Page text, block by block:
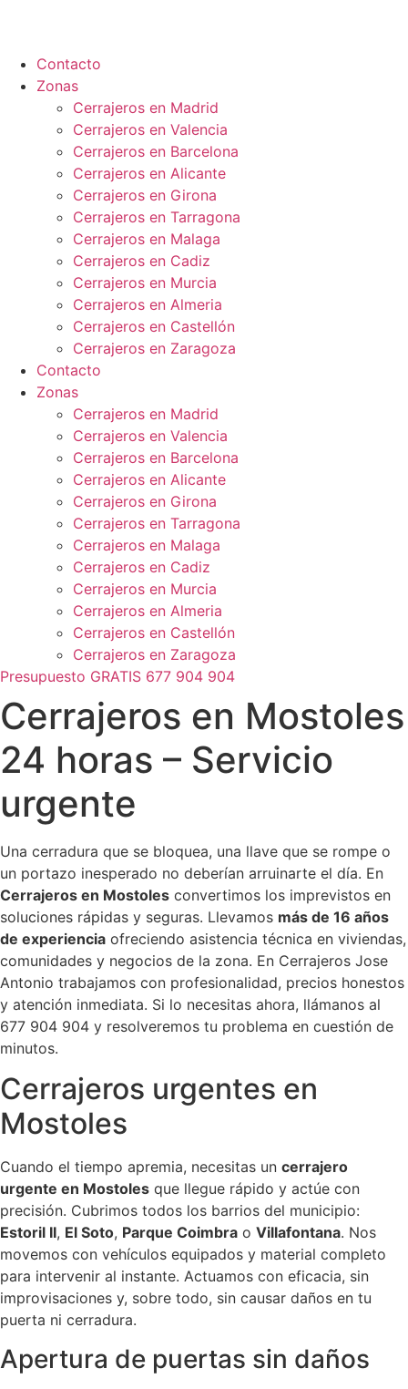
contenido
Contacto
Zonas
Cerrajeros en Madrid
Cerrajeros en Valencia
Cerrajeros en Barcelona
Cerrajeros en Alicante
Cerrajeros en Girona
Cerrajeros en Tarragona
Cerrajeros en Malaga
Cerrajeros en Cadiz
Cerrajeros en Murcia
Cerrajeros en Almeria
Cerrajeros en Castellón
Cerrajeros en Zaragoza
Contacto
Zonas
Cerrajeros en Madrid
Cerrajeros en Valencia
Cerrajeros en Barcelona
Cerrajeros en Alicante
Cerrajeros en Girona
Cerrajeros en Tarragona
Cerrajeros en Malaga
Cerrajeros en Cadiz
Cerrajeros en Murcia
Cerrajeros en Almeria
Cerrajeros en Castellón
Cerrajeros en Zaragoza
Presupuesto GRATIS 677 904 904
Cerrajeros en Mostoles
24 horas – Servicio
urgente
Una cerradura que se bloquea, una llave que se rompe o
un portazo inesperado no deberían arruinarte el día. En
Cerrajeros en Mostoles convertimos los imprevistos en
soluciones rápidas y seguras. Llevamos más de 16 años
de experiencia ofreciendo asistencia técnica en viviendas,
comunidades y negocios de la zona. En Cerrajeros Jose
Antonio trabajamos con profesionalidad, precios honestos
y atención inmediata. Si lo necesitas ahora, llámanos al
677 904 904 y resolveremos tu problema en cuestión de
minutos.
Cerrajeros urgentes en
Mostoles
Cuando el tiempo apremia, necesitas un cerrajero
urgente en Mostoles que llegue rápido y actúe con
precisión. Cubrimos todos los barrios del municipio:
Estoril II, El Soto, Parque Coimbra o Villafontana. Nos
movemos con vehículos equipados y material completo
para intervenir al instante. Actuamos con eficacia, sin
improvisaciones y, sobre todo, sin causar daños en tu
puerta ni cerradura.
Apertura de puertas sin daños